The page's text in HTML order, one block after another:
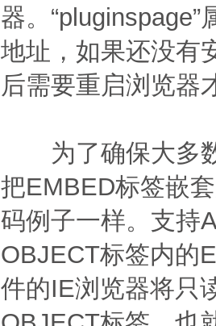
器。
地址，如果还没有
后需要重启浏览器
为了确保大多数
把EMBED标签嵌
码例子一样。支持
OBJECT标签内的
件的IE浏览器将只